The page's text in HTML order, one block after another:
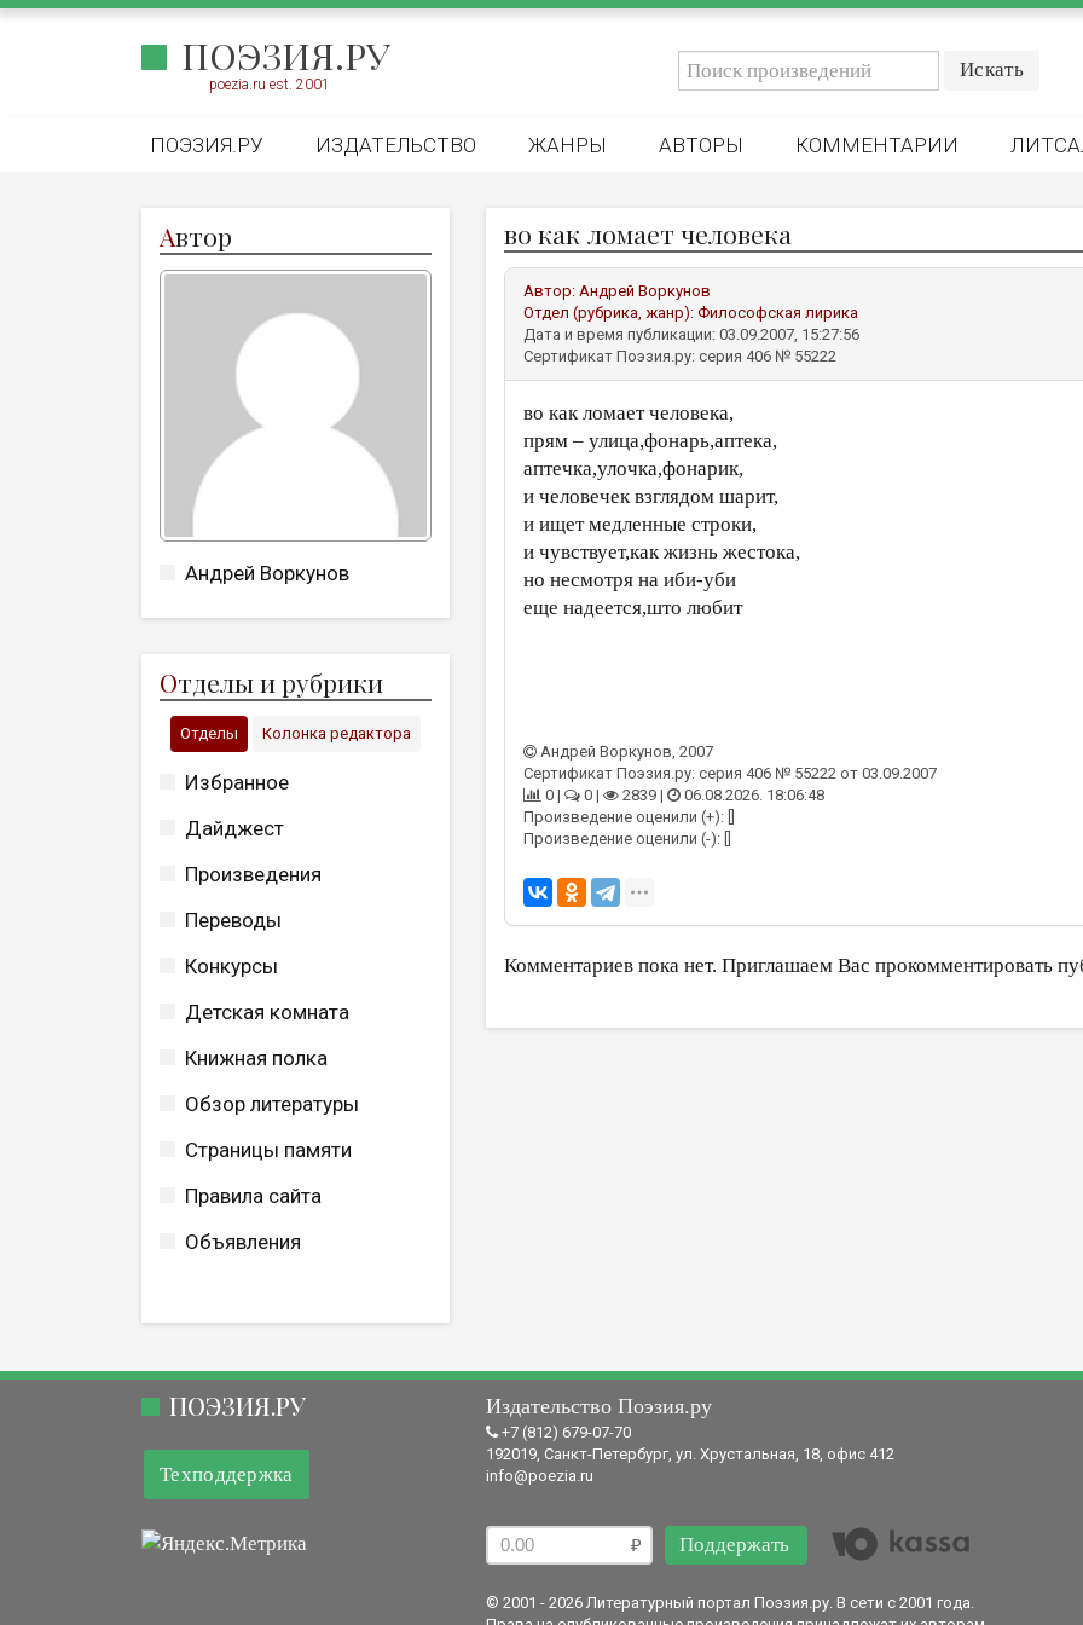
ПОЭЗИЯ.РУ
poezia.ru est. 2001
ПОЭЗИЯ.РУ ИЗДАТЕЛЬСТВО ЖАНРЫ АВТОРЫ КОММЕНТАРИИ
Автор
Андрей Воркунов
Отделы и рубрики
Отделы Колонка редактора
Избранное
Дайджест
Произведения
Переводы
Конкурсы
Детская комната
Книжная полка
Обзор литературы
Страницы памяти
Правила сайта
Объявления
во как ломает человека
Автор: Андрей Воркунов
Отдел (рубрика, жанр): Философская лирика
Дата и время публикации: 03.09.2007, 15:27:56
Сертификат Поэзия.ру: серия 406 № 55222
во как ломает человека,
прям – улица,фонарь,аптека,
аптечка,улочка,фонарик,
и человечек взглядом шарит,
и ищет медленные строки,
и чувствует,как жизнь жестока,
но несмотря на иби-уби
еще надеется,што любит
Андрей Воркунов, 2007
Сертификат Поэзия.ру: серия 406 № 55222 от 03.09.2007
0 |
0 | 2839 |
06.08.2026. 18:06:48
Произведение оценили (+): []
Произведение оценили (-): []
Комментариев пока нет. Приглашаем Вас прокомментировать
ПОЭЗИЯ.РУ
Техподдержка
Издательство Поэзия.ру
+7 (812) 679-07-70
192019, Санкт-Петербург, ул. Хрустальная, 18, офис 412
info@poezia.ru
Поддержать
© 2001 - 2026 Литературный портал Поэзия.ру. В сети с 2001 года.